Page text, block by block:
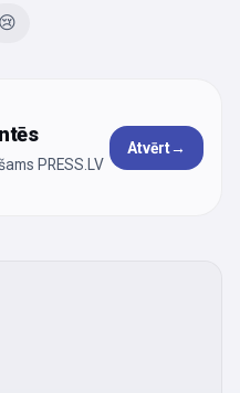
😢
PRESS.LV
Atvērt→